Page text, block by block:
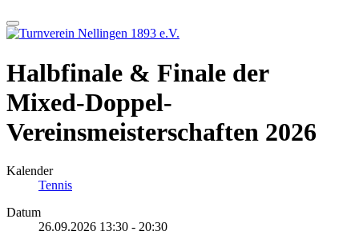
Halbfinale & Finale der
Mixed-Doppel-
Vereinsmeisterschaften 2026
Kalender
Tennis
Datum
26.09.2026 13:30 - 20:30